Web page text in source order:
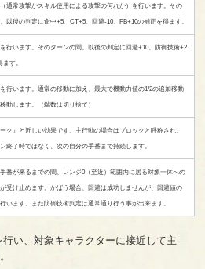
通常攻撃かスキル使用による攻撃の何れか）を行います。その
以後の判定に命中+5、CT+5、回避-10、FB+10の補正を得ます。
行います。そのターンの間、以後の判定に回避+10、防御技術+2
す。
行います。通常の移動に加え、最大で機動力値の1/2の追加移動
動します。（端数は切り捨て）
ク』と近しい効果です。主行動の場合はブロックと呼称され、
終了時ではなく、次の自分の手番まで持続します。
番が来るまでの間、レンジ0（至近）範囲内に居る対象一体への
受け止めます。かばう場合、回避は成功しませんが、回避値の
います。また防御技術判定は通常通り行う事が出来ます。
い、対象キャラクターに接近して主